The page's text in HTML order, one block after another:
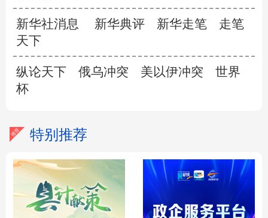
新华社消息 新华典评 新华走笔
走笔
天下
纵论天下 俄乌冲突 美以伊冲突
世界
杯
特别推荐